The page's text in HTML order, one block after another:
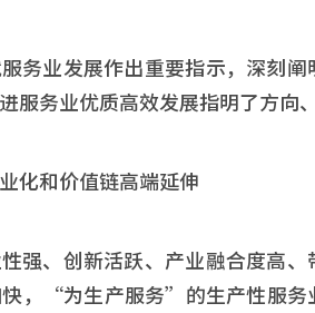
务业发展作出重要指示，深刻
服务业优质高效发展指明了方向
化和价值链高端延伸
强、创新活跃、产业融合度高
，“为生产服务”的生产性服务